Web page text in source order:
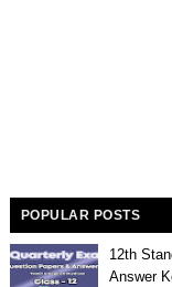
POPULAR POSTS
12th
Answer